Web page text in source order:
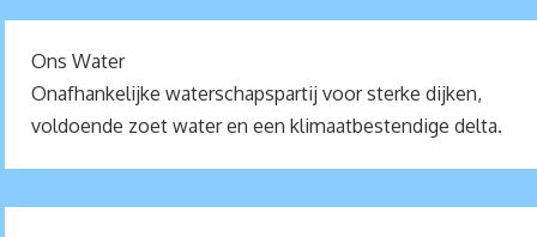
Ons Water
Onafhankelijke waterschapspartij voor sterke dijken,
voldoende zoet water en een klimaatbestendige delta.